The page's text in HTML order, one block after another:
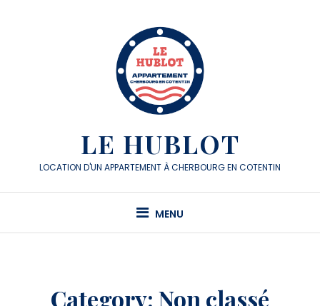
LE HUBLOT
LOCATION D'UN APPARTEMENT À CHERBOURG EN COTENTIN
MENU
Category: Non classé